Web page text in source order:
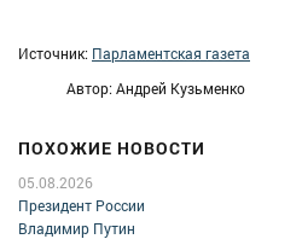
Источник: Парламентская газета
Автор: Андрей Кузьменко
ПОХОЖИЕ НОВОСТИ
05.08.2026
Президент России
Владимир Путин